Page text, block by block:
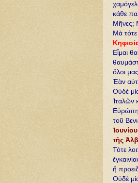
κάθε
Μῆνες;
Μὰ
Εἶμαι
ὅλοι
Ἐὰν
Οὐδὲ
Ἰταλῶν
τοῦ
τῆς
Τότε
ἤ
Οὐδὲ